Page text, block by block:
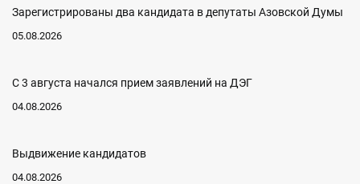
Зарегистрированы два кандидата в депутаты Азовской Думы
05.08.2026
С 3 августа начался прием заявлений на ДЭГ
04.08.2026
Выдвижение кандидатов
04.08.2026